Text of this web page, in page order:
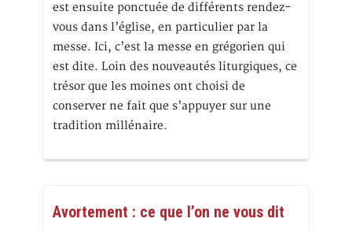
est ensuite ponctuée de différents rendez-
vous dans l’église, en particulier par la
messe. Ici, c’est la messe en grégorien qui
est dite. Loin des nouveautés liturgiques, ce
trésor que les moines ont choisi de
conserver ne fait que s’appuyer sur une
tradition millénaire.
Avortement : ce que l’on ne vous dit